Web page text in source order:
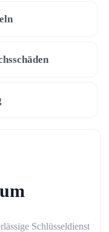
Schlüsseldienst